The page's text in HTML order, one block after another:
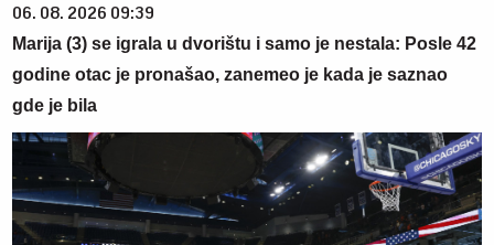
06. 08. 2026 09:39
Marija (3) se igrala u dvorištu i samo je nestala: Posle 42
godine otac je pronašao, zanemeo je kada je saznao
gde je bila